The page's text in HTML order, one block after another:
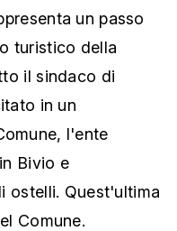
un passo
turistico della
il sindaco di
in un
l'ente
Bivio e
ostelli. Quest'ultima
Comune.